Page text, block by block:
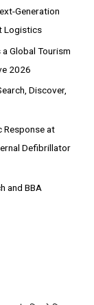
Generation
Logistics
Global Tourism
2026
Discover,
Response at
Defibrillator
and BBA